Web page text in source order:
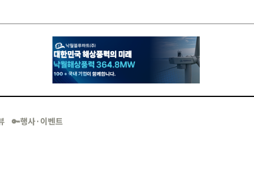
🔑행사·이벤트